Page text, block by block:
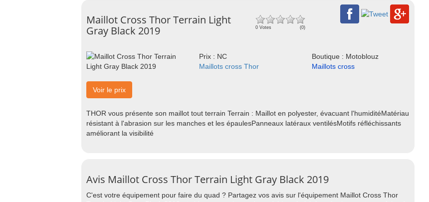
Maillot Cross Thor Terrain Light
Gray Black 2019
0 Votes (0)
Prix : NC
Boutique : Motoblouz
Maillots cross Thor
Maillots cross
Voir le prix
THOR vous présente son maillot tout terrain Terrain : Maillot en polyester, évacuant l'humiditéMatériau
résistant à l'abrasion sur les manches et les épaulesPanneaux latéraux ventilésMotifs réfléchissants
améliorant la visibilité
Avis Maillot Cross Thor Terrain Light Gray Black 2019
C'est votre équipement pour faire du quad ? Partagez vos avis sur l'équipement Maillot Cross Thor